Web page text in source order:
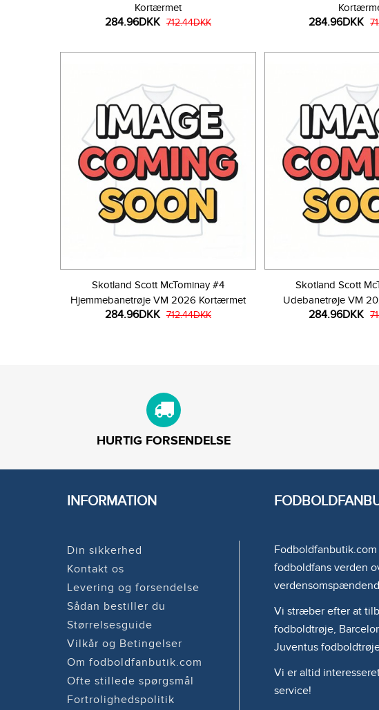
Kortærmet
284.96DKK 712.44DKK 284.96DKK
Skotland Scott McTominay #4
Hjemmebanetrøje VM 2026 Kortærmet
284.96DKK 712.44DKK
Skotland Scott
Udebanetrøje VM
284.96DKK
HURTIG FORSENDELSE
INFORMATION
Din sikkerhed
Kontakt os
Levering og forsendelse
Sådan bestiller du
Størrelsesguide
Vilkår og Betingelser
Om fodboldfanbutik.com
Ofte stillede spørgsmål
Fortrolighedspolitik
fodboldfans verden
Vi stræber efter at
fodboldtrøje,
Juventus
Vi er altid
service!